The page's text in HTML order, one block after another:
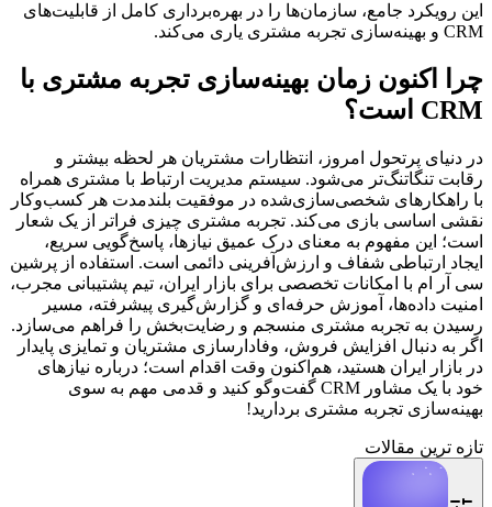
این رویکرد جامع، سازمان‌ها را در بهره‌برداری کامل از قابلیت‌های
CRM و بهینه‌سازی تجربه مشتری یاری می‌کند.
چرا اکنون زمان بهینه‌سازی تجربه مشتری با
CRM است؟
در دنیای پرتحول امروز، انتظارات مشتریان هر لحظه بیشتر و
رقابت تنگاتنگ‌تر می‌شود. سیستم مدیریت ارتباط با مشتری همراه
با راهکارهای شخصی‌سازی‌شده در موفقیت بلندمدت هر کسب‌وکار
نقشی اساسی بازی می‌کند. تجربه مشتری چیزی فراتر از یک شعار
است؛ این مفهوم به معنای درک عمیق نیازها، پاسخ‌گویی سریع،
ایجاد ارتباطی شفاف و ارزش‌آفرینی دائمی است. استفاده از پرشین
سی آر ام با امکانات تخصصی برای بازار ایران، تیم پشتیبانی مجرب،
امنیت داده‌ها، آموزش حرفه‌ای و گزارش‌گیری پیشرفته، مسیر
رسیدن به تجربه مشتری منسجم و رضایت‌بخش را فراهم می‌سازد.
اگر به دنبال افزایش فروش، وفادارسازی مشتریان و تمایزی پایدار
در بازار ایران هستید، هم‌اکنون وقت اقدام است؛ درباره نیازهای
خود با یک مشاور CRM گفت‌وگو کنید و قدمی مهم به سوی
بهینه‌سازی تجربه مشتری بردارید!
تازه ترین مقالات